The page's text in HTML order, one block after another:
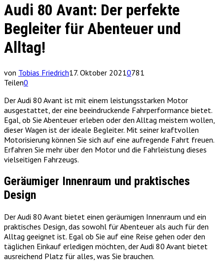
Audi 80 Avant: Der perfekte
Begleiter für Abenteuer und
Alltag!
von Tobias Friedrich17. Oktober 20210781
Teilen0
Der Audi 80 Avant ist mit einem leistungsstarken Motor
ausgestattet, der eine beeindruckende Fahrperformance bietet.
Egal, ob Sie Abenteuer erleben oder den Alltag meistern wollen,
dieser Wagen ist der ideale Begleiter. Mit seiner kraftvollen
Motorisierung können Sie sich auf eine aufregende Fahrt freuen.
Erfahren Sie mehr über den Motor und die Fahrleistung dieses
vielseitigen Fahrzeugs.
Geräumiger Innenraum und praktisches
Design
Der Audi 80 Avant bietet einen geräumigen Innenraum und ein
praktisches Design, das sowohl für Abenteuer als auch für den
Alltag geeignet ist. Egal ob Sie auf eine Reise gehen oder den
täglichen Einkauf erledigen möchten, der Audi 80 Avant bietet
ausreichend Platz für alles, was Sie brauchen.